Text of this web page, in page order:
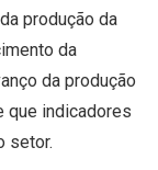
produção da
da
da produção
que indicadores
setor.